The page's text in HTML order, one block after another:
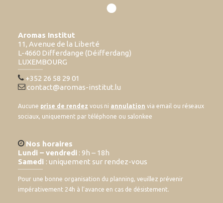
Aromas Institut
11, Avenue de la Liberté
L-4660 Differdange (Déifferdang)
LUXEMBOURG
+352 26 58 29 01
contact@aromas-institut.lu
Aucune prise de rendez vous ni annulation via email ou réseaux
sociaux, uniquement par téléphone ou salonkee
Nos horaires
Lundi – vendredi : 9h – 18h
Samedi : uniquement sur rendez-vous
Pour une bonne organisation du planning, veuillez prévenir
impérativement 24h à l’avance en cas de désistement.